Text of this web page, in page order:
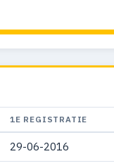
1E REGISTRATIE
29-06-2016